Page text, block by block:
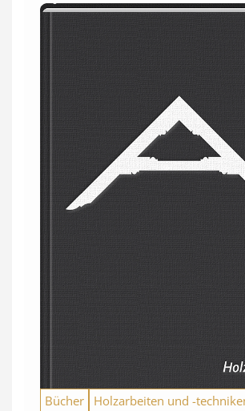
Bücher Holzarbeiten und -